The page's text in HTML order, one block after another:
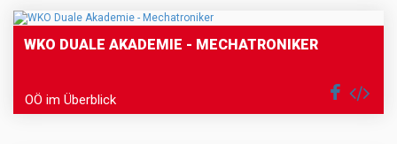
WKO DUALE AKADEMIE - MECHATRONIKER
OÖ im Überblick